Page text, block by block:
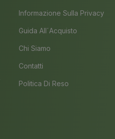
Informazione Sulla Privacy
Guida All´acquisto
Chi Siamo
Contatti
Politica Di Reso